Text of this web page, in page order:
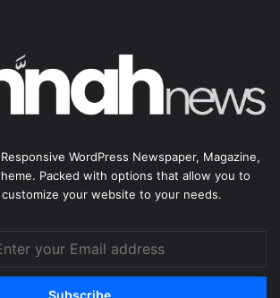
WordPress Newspaper, Magazine,
Packed with options that allow you to
your website to your needs.